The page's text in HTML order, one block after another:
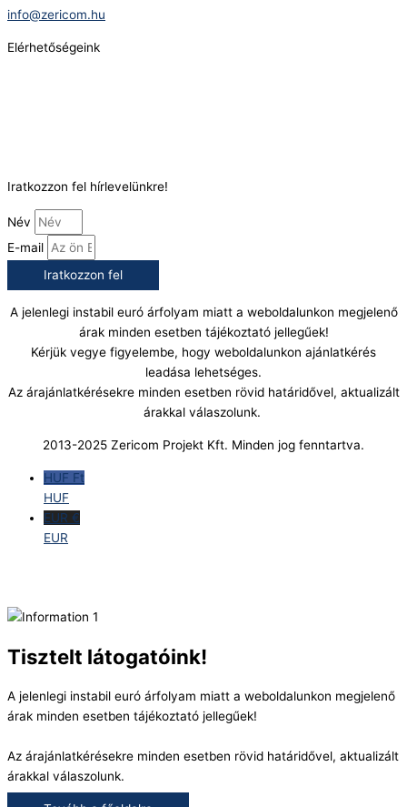
info@zericom.hu
Elérhetőségeink
Iratkozzon fel hírlevelünkre!
Név
E-mail
Iratkozzon fel
A jelenlegi instabil euró árfolyam miatt a weboldalunkon megjelenő
árak minden esetben tájékoztató jellegűek!
Kérjük vegye figyelembe, hogy weboldalunkon ajánlatkérés
leadása lehetséges.
Az árajánlatkérésekre minden esetben rövid határidővel, aktualizált
árakkal válaszolunk.
2013-2025 Zericom Projekt Kft. Minden jog fenntartva.
HUF Ft
HUF
EUR €
EUR
Tisztelt látogatóink!
A jelenlegi instabil euró árfolyam miatt a weboldalunkon megjelenő
árak minden esetben tájékoztató jellegűek!
Az árajánlatkérésekre minden esetben rövid határidővel, aktualizált
árakkal válaszolunk.